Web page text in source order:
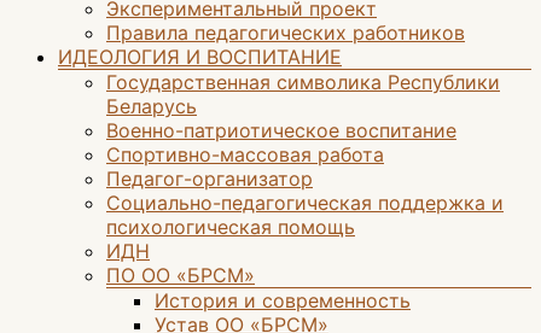
Экспериментальный проект
Правила педагогических работников
ИДЕОЛОГИЯ И ВОСПИТАНИЕ
Государственная символика Республики
Беларусь
Военно-патриотическое воспитание
Спортивно-массовая работа
Педагог-организатор
Социально-педагогическая поддержка и
психологическая помощь
ИДН
ПО ОО «БРСМ»
История и современность
Устав ОО «БРСМ»